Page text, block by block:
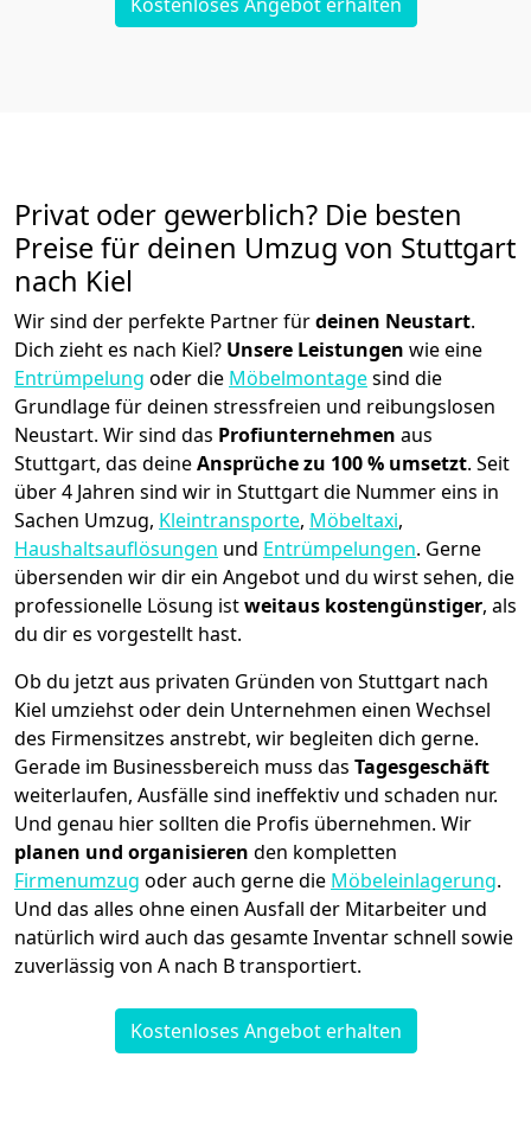
Privat oder gewerblich? Die besten
Preise für deinen Umzug von Stuttgart
nach Kiel
Wir sind der perfekte Partner fürdeinen Neustart.
Dich zieht es nach Kiel? Unsere Leistungen wie eine
Entrümpelung oder die Möbelmontagesind die
Grundlage für deinen stressfreien und reibungslosen
Neustart. Wir sind das Profiunternehmen aus
Stuttgart, das deineAnsprüche zu 100 % umsetzt. Seit
über 4 Jahren sind wir in Stuttgart die Nummer eins in
Sachen Umzug, Kleintransporte, Möbeltaxi,
Haushaltsauflösungen und Entrümpelungen. Gerne
übersenden wir dir ein Angebot und du wirst sehen, die
professionelle Lösung istweitaus kostengünstiger, als
du dir es vorgestellt hast.
Ob du jetzt aus privaten Gründen von Stuttgart nach
Kiel umziehst oder dein Unternehmen einen Wechsel
des Firmensitzes anstrebt, wir begleiten dich gerne.
Gerade im Businessbereich muss das Tagesgeschäft
weiterlaufen, Ausfälle sind ineffektiv und schaden nur.
Und genau hier sollten die Profis übernehmen. Wir
planen und organisieren den kompletten
Firmenumzug oder auch gerne die Möbeleinlagerung.
Und das alles ohne einen Ausfall der Mitarbeiter und
natürlich wird auch das gesamte Inventar schnell sowie
zuverlässig von A nach B transportiert.
Kostenloses Angebot erhalten